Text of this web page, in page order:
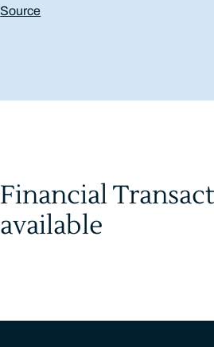
Source
Financial
available